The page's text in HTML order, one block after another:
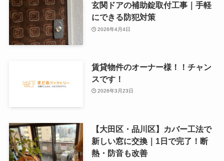
玄関ドアの補助錠取付工事｜手軽
にできる防犯対策
2026年4月4日
賃貸物件のオーナー様！！チャン
スです！
2026年3月23日
【大田区・品川区】カバー工法で
新しい窓に交換｜1日で完了！断
熱・防音も改善